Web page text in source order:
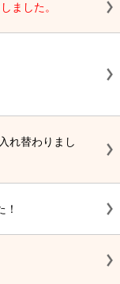
ました。
れ替わりまし